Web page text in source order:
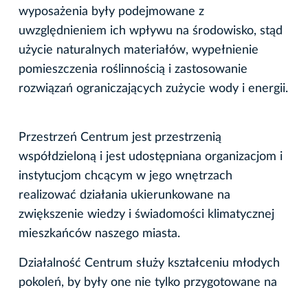
wyposażenia były podejmowane z
uwzględnieniem ich wpływu na środowisko, stąd
użycie naturalnych materiałów, wypełnienie
pomieszczenia roślinnością i zastosowanie
rozwiązań ograniczających zużycie wody i energii.
Przestrzeń Centrum jest przestrzenią
współdzieloną i jest udostępniana organizacjom i
instytucjom chcącym w jego wnętrzach
realizować działania ukierunkowane na
zwiększenie wiedzy i świadomości klimatycznej
mieszkańców naszego miasta.
Działalność Centrum służy kształceniu młodych
pokoleń, by były one nie tylko przygotowane na